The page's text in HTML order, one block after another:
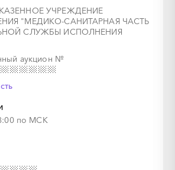
УЧРЕЖДЕНИЕ
"МЕДИКО-САНИТАРНАЯ ЧАСТЬ
СЛУЖБЫ ИСПОЛНЕНИЯ
аукцион №
по МСК